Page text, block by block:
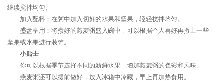
继续搅拌均匀。
加入配料：在粥中加入切好的水果和坚果，轻轻搅拌均匀。
盛盘享用：将煮好的燕麦粥盛入碗中，可以根据个人喜好再撒上一些
坚果或水果进行装饰。
小贴士
你可以根据季节选择不同的新鲜水果，增加燕麦粥的色彩和风味。
燕麦粥还可以提前做好，放入冰箱中冷藏，早上再加热食用。